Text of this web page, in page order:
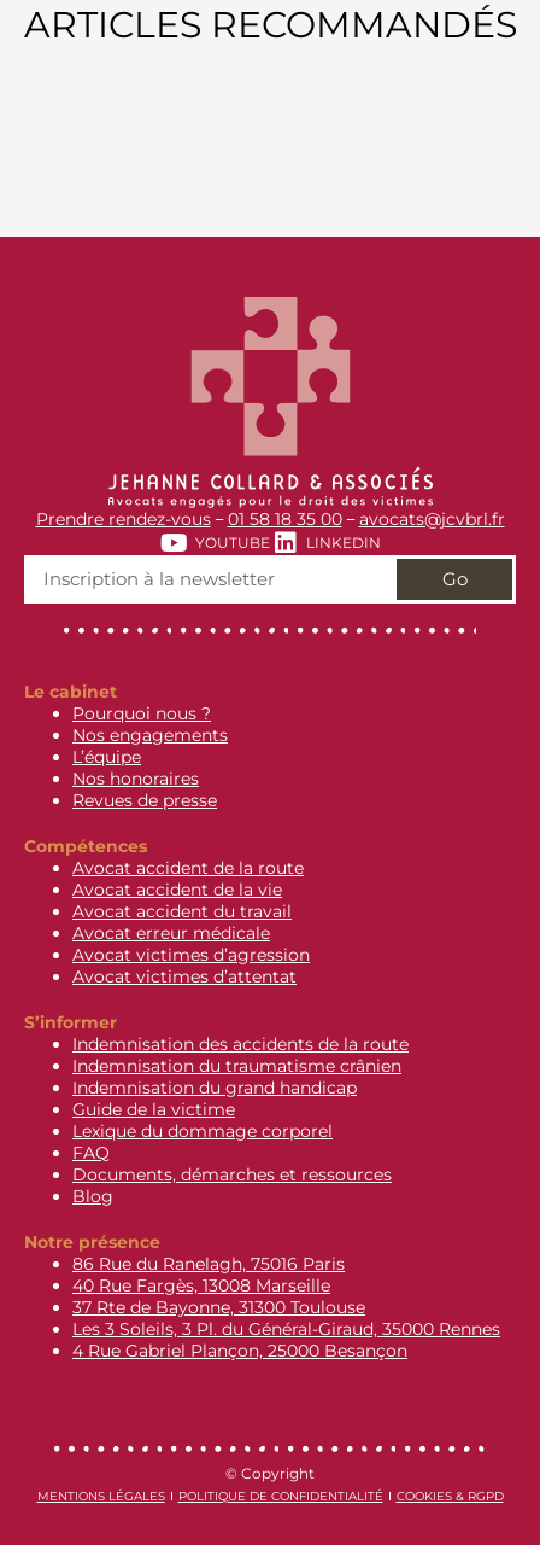
ARTICLES RECOMMANDÉS
Prendre rendez-vous–01 58 18 35 00–avocats@jcvbrl.fr
YOUTUBE LINKEDIN
Go
Le cabinet
Pourquoi nous ?
Nos engagements
L’équipe
Nos honoraires
Revues de presse
Compétences
Avocat accident de la route
Avocat accident de la vie
Avocat accident du travail
Avocat erreur médicale
Avocat victimes d’agression
Avocat victimes d’attentat
S’informer
Indemnisation des accidents de la route
Indemnisation du traumatisme crânien
Indemnisation du grand handicap
Guide de la victime
Lexique du dommage corporel
FAQ
Documents, démarches et ressources
Blog
Notre présence
86 Rue du Ranelagh, 75016 Paris
40 Rue Fargès, 13008 Marseille
37 Rte de Bayonne, 31300 Toulouse
Les 3 Soleils, 3 Pl. du Général-Giraud, 35000 Rennes
4 Rue Gabriel Plançon, 25000 Besançon
© Copyright
MENTIONS LÉGALES POLITIQUE DE CONFIDENTIALITÉ COOKIES & RGPD